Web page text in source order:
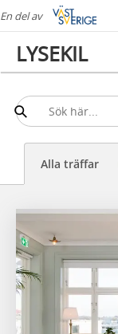
En del av
LYSEKIL
Alla träffar